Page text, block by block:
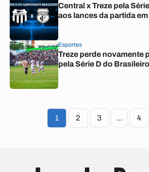
Central x Treze pela
aos lances da partida
Esportes
Treze perde novamente
pela Série D do Brasileiro
1 2 3 ... 4